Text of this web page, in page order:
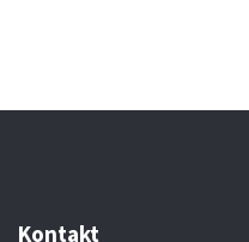
Kontakt